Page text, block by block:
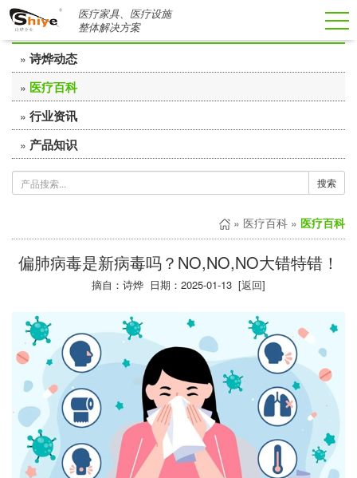
医疗家具、医疗设施
整体解决方案
医疗百科
» 诗烨动态
» 医疗百科
» 行业资讯
» 产品知识
搜索
» 医疗百科 » 医疗百科
偏肺病毒是新病毒吗？NO,NO,NO大错特错！
摘自：诗烨 日期：2025-01-13 [返回]